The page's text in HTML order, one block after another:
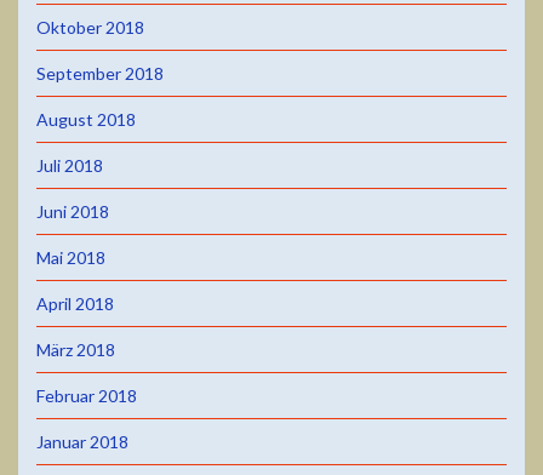
Oktober 2018
September 2018
August 2018
Juli 2018
Juni 2018
Mai 2018
April 2018
März 2018
Februar 2018
Januar 2018